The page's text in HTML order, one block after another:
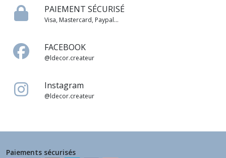
PAIEMENT SÉCURISÉ
Visa, Mastercard, Paypal...
FACEBOOK
@ldecor.createur
Instagram
@ldecor.createur
Paiements sécurisés